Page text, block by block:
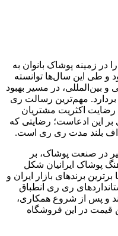
در زمینه پوشاک بانوان به
سال 1396 آغاز نمود و طی این سال‌ها توانسته
از 400 برند ایرانی و بین‌المللی، در مسیر بهبود
بردارد. مهم‌ترین رسالت ری
اکثریت مشتریان
بر این ادعاست؛ رضایتی که
بلند مدت ری ری است.
صنعت پوشاک، بر
پوشاک ایرانیان شکل‌
برندهای بازار ایران و
ری ری انطباق
و پس از شروع همکاری،
قیمت در این فروشگاه